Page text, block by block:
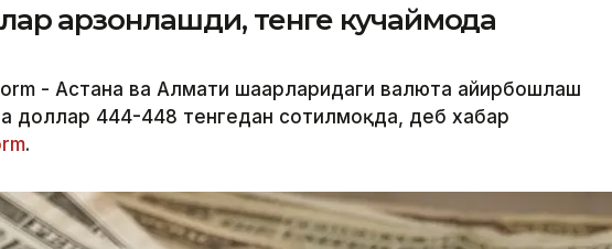
арзонлашди, тенге кучаймоқда
- Астана ва Алмати шаҳарларидаги валюта айирбошлаш
доллар 444-448 тенгедан сотилмоқда, деб хабар
.